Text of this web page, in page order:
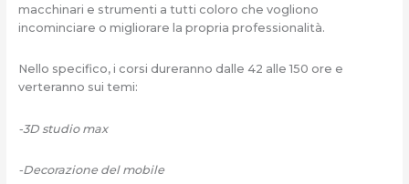
macchinari e strumenti a tutti coloro che vogliono
incominciare o migliorare la propria professionalità.
Nello specifico, i corsi dureranno dalle 42 alle 150 ore e
verteranno sui temi:
-3D studio max
-Decorazione del mobile